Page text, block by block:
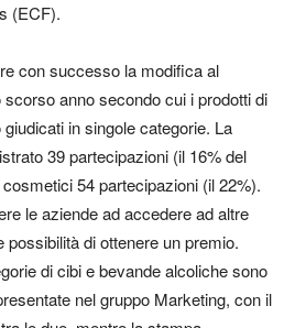
(ECF).
con successo la modifica al
anno secondo cui i prodotti di
in singole categorie. La
39 partecipazioni (il 16% del
54 partecipazioni (il 22%).
le aziende ad accedere ad altre
possibilità di ottenere un premio.
di cibi e bevande alcoliche sono
nel gruppo Marketing, con il